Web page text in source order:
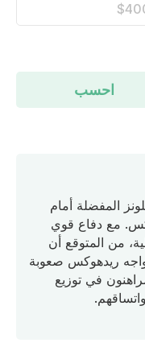
احسب
المفضلة أمام
مع دفاع قوي
من المتوقع أن
ريدهوكس صعوبة
في توزيع